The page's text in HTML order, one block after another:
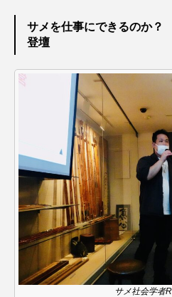
マアジ
マダイ マダ
ミカヅキノエ
ミナミギンガメアジ ミ
ミナミハタンポ ミナミ
ミンククジラ ムチカラ
メカジキ メガロドン
メコン川 メゴチ
サメを仕事にできるのか？
登壇
サメ社会学者